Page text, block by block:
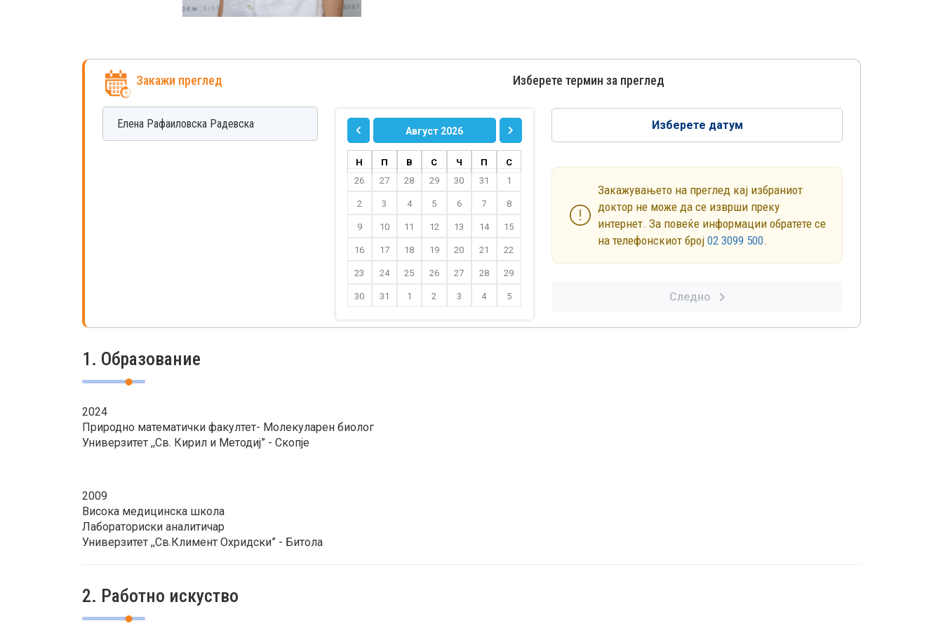
Закажи преглед
Елена Рафаиловска Радевска
Изберете термин за преглед
Август 2026
Н П В С Ч П
С
26
27 28 29 30 31 1
2 3 4 5 6 7 8
9 10 11 12 13 14 15
16 17 18 19 20 21 22
23 24 25 26 27 28 29
30 31 1 2 3 4 5
Изберете датум
Закажувањето на преглед кај избраниот
доктор не може да се изврши преку
интернет. За повеќе информации обратете се
на телефонскиот број02 3099 500.
Следно
1. Образование
2024
Природно математички факултет- Молекуларен биолог
Универзитет ,,Св. Кирил и Методиј” - Скопје
2009
Висока медицинска школа
Лабораториски аналитичар
Универзитет ,,Св.Климент Охридски” - Битола
2. Работно искуство